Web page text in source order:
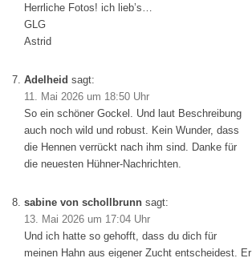
Herrliche Fotos! ich lieb’s…
GLG
Astrid
Adelheid sagt:
11. Mai 2026 um 18:50 Uhr
So ein schöner Gockel. Und laut Beschreibung
auch noch wild und robust. Kein Wunder, dass
die Hennen verrückt nach ihm sind. Danke für
die neuesten Hühner-Nachrichten.
sabine von schollbrunn sagt:
13. Mai 2026 um 17:04 Uhr
Und ich hatte so gehofft, dass du dich für
meinen Hahn aus eigener Zucht entscheidest. Er